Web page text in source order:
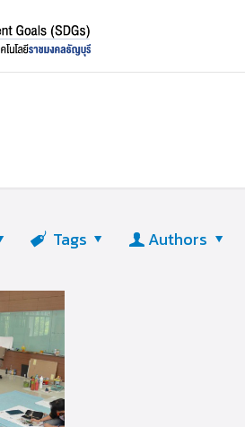
Tags Authors